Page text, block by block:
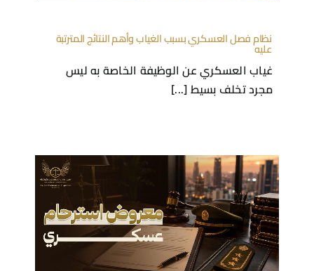
نظام فصل العسكري بسبب الغياب وأهم النتائج المترتبة
عليه
غياب العسكري عن الوظيفة الخاصة به ليس
مجرد تخلف بسيط [...]